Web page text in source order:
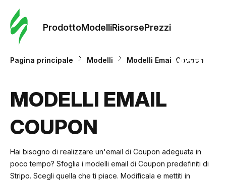
ProdottoModelliRisorsePrezzi
Modelli
Pagina principale Modelli Modelli Email Coupon
MODELLI EMAIL
COUPON
Hai bisogno di realizzare un'email di Coupon adeguata in
poco tempo? Sfoglia i modelli email di Coupon predefiniti di
Stripo. Scegli quella che ti piace. Modificala e mettiti in